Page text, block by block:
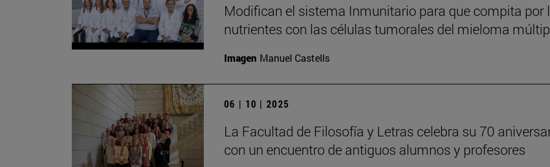
Modifican el sistema Inmunitario para que compita por
nutrientes con las células tumorales del mieloma
Imagen Manuel Castells
06 | 10 | 2025
La Facultad de Filosofía y Letras celebra su 70
con un encuentro de antiguos alumnos y profesores